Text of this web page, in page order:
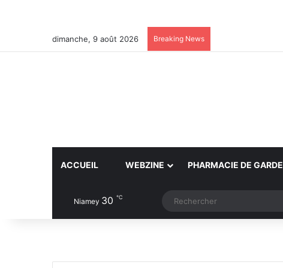
dimanche, 9 août 2026 Breaking News
ACCUEIL WEBZINE PHARMACIE DE GARDE
Niamey 30 ℃ Article Aléatoire
Switch skin